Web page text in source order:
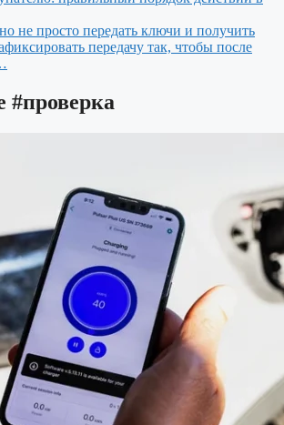
не просто передать ключи и получить
передачу так, чтобы после
#проверка